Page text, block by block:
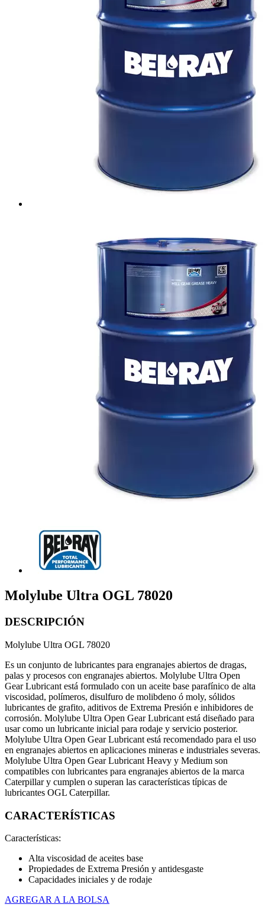
Molylube Ultra OGL 78020
DESCRIPCIÓN
Molylube Ultra OGL 78020
Es un conjunto de lubricantes para engranajes abiertos de dragas,
palas y procesos con engranajes abiertos. Molylube Ultra Open
Gear Lubricant está formulado con un aceite base parafínico de alta
viscosidad, polímeros, disulfuro de molibdeno ó moly, sólidos
lubricantes de grafito, aditivos de Extrema Presión e inhibidores de
corrosión. Molylube Ultra Open Gear Lubricant está diseñado para
usar como un lubricante inicial para rodaje y servicio posterior.
Molylube Ultra Open Gear Lubricant está recomendado para el uso
en engranajes abiertos en aplicaciones mineras e industriales severas.
Molylube Ultra Open Gear Lubricant Heavy y Medium son
compatibles con lubricantes para engranajes abiertos de la marca
Caterpillar y cumplen o superan las características típicas de
lubricantes OGL Caterpillar.
CARACTERÍSTICAS
Características:
Alta viscosidad de aceites base
Propiedades de Extrema Presión y antidesgaste
Capacidades iniciales y de rodaje
AGREGAR A LA BOLSA